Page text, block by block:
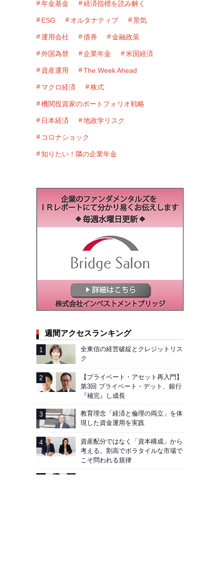
年金基金 経済指標を読み解く
ESG オルタナティブ 景気
運用会社 債券 金融政策
外国為替 企業年金 米国経済
資産運用 The Week Ahead
マクロ経済 株式
機関投資家のポートフォリオ戦略
日本経済 地政学リスク
コロナショック
知りたい！隣の企業年金
週間アクセスランキング
全東信の経営破綻とクレジットリス
ク
【プライベート・アセット再入門】
第3回 プライベート・デット、銀行
『補完』し成長
教育理念「経済と倫理の両立」を体
現した資金運用を実践
資産配分ではなく「資本構成」から
考える。割高でボラタイルな市場で
こそ問われる規律